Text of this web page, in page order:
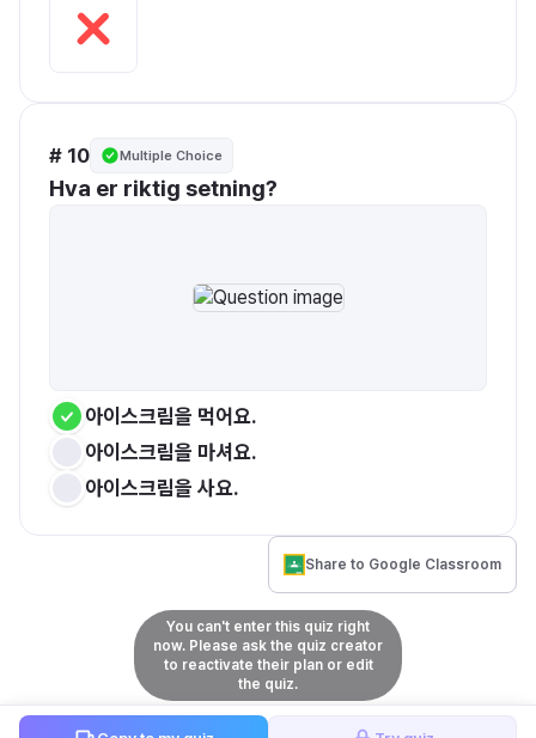
# 10 Multiple Choice
Hva er riktig setning?
아이스크림을 먹어요.
아이스크림을 마셔요.
아이스크림을 사요.
Share to Google Classroom
You can't enter this quiz right
now. Please ask the quiz creator
to reactivate their plan or edit
the quiz.